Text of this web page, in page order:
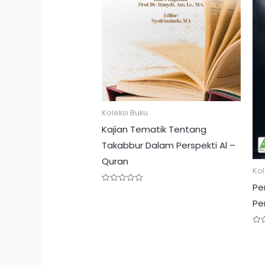
Koleksi Buku
Kajian Tematik Tentang
Takabbur Dalam Perspekti Al –
Quran